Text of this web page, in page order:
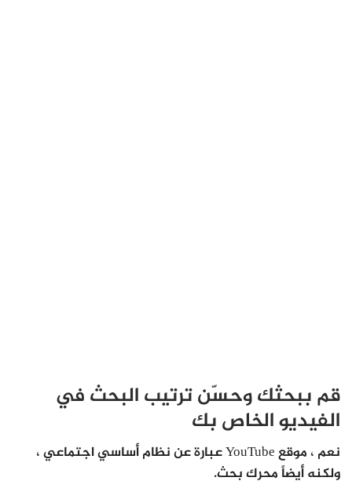
قم ببحثك وحسّن ترتيب البحث في
الفيديو الخاص بك
نعم ، موقع YouTube عبارة عن نظام أساسي اجتماعي ،
ولكنه أيضاً محرك بحث.